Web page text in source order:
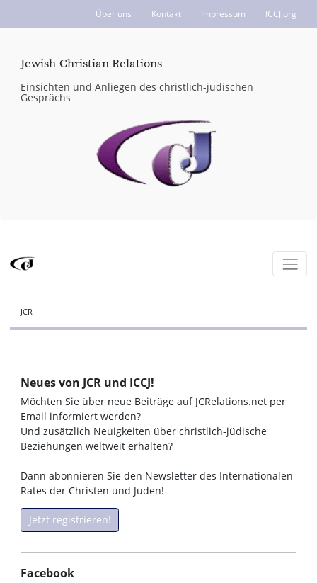
Über uns Kontakt Impressum ICCJ.org
Jewish-Christian Relations
Einsichten und Anliegen des christlich-jüdischen
Gesprächs
JCR
Neues von JCR und ICCJ!
Möchten Sie über neue Beiträge auf JCRelations.net per
Email informiert werden?
Und zusätzlich Neuigkeiten über christlich-jüdische
Beziehungen weltweit erhalten?
Dann abonnieren Sie den Newsletter des Internationalen
Rates der Christen und Juden!
Jetzt registrieren!
Facebook